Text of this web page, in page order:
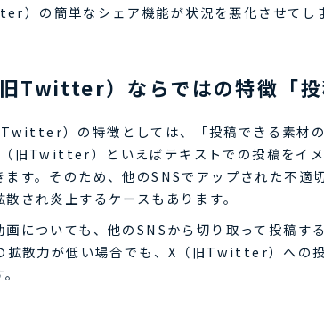
）の簡単なシェア機能が状況を悪化させてし
Twitter）ならではの特徴「投
）の特徴としては、「投稿できる素材
（旧Twitter）といえばテキストでの投稿をイ
ます。そのため、他のSNSでアップされた不
散され炎上するケースもあります。
画についても、他のSNSから切り取って投稿す
拡散力が低い場合でも、X（旧Twitter）への